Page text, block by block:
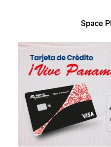
Space